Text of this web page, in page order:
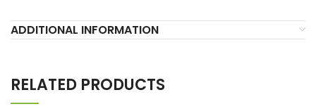
ADDITIONAL INFORMATION
RELATED PRODUCTS